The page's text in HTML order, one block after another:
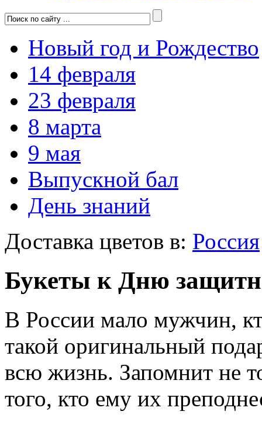
Новый год и Рождество
14 февраля
23 февраля
8 марта
9 мая
Выпускной бал
День знаний
Доставка цветов в: Россия
Букеты к Дню
В России мало мужчин,
такой оригинальный
всю жизнь. Запомнит не
того, кто ему их